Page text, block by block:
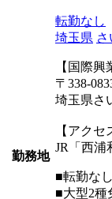
勤務地
転勤なし
埼玉県
【国際興
〒338-
埼玉県さ
【アクセ
JR「西浦
■転勤なし
■大型2種